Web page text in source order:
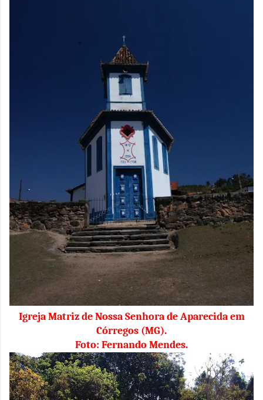
Igreja Matriz de Nossa Senhora de Aparecida em
Córregos (MG).
Foto: Fernando Mendes.